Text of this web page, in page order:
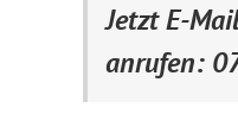
Jetzt E-
anrufen: